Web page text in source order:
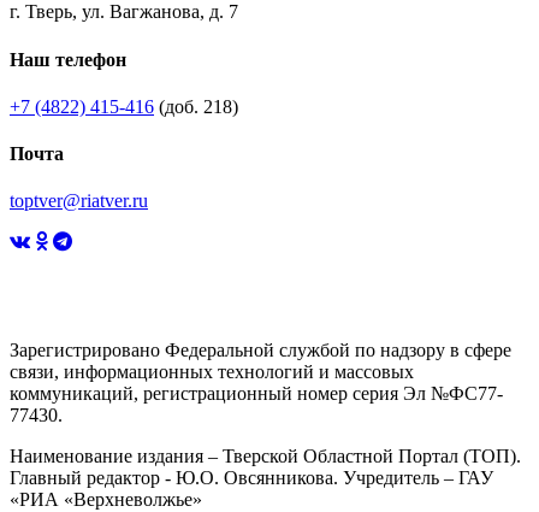
г. Тверь, ул. Вагжанова, д. 7
Наш телефон
+7 (4822) 415-416 (доб. 218)
Почта
toptver@riatver.ru
Зарегистрировано Федеральной службой по надзору в сфере
связи, информационных технологий и массовых
коммуникаций, регистрационный номер серия Эл №ФС77-
77430.
Наименование издания – Тверской Областной Портал (ТОП).
Главный редактор - Ю.О. Овсянникова. Учредитель – ГАУ
«РИА «Верхневолжье»